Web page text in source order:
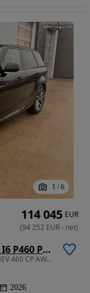
1 / 6
Land Rover Range Rover Sport 3.0 I6 P460 PHEV Dynamic SE
2996 cm3 • 460 CP • Range Rover Sport 3.0 I6 PHEV 460 CP AWD Auto Dynamic SE
2026
114 045 EUR
(94 252 EUR- net)